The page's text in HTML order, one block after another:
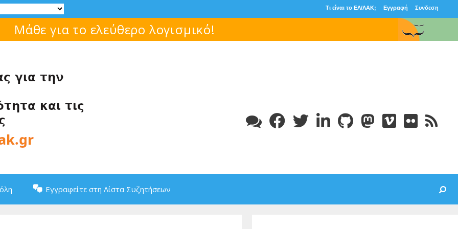
Τι είναι το ΕΛ/ΛΑΚ; Εγγραφή Συνδεση
Διαγωνισμός Ανοικτών Τεχνολογιών στην Εκπαίδευση
Εγγραφείτε στη Λίστα Συζητήσεων Search